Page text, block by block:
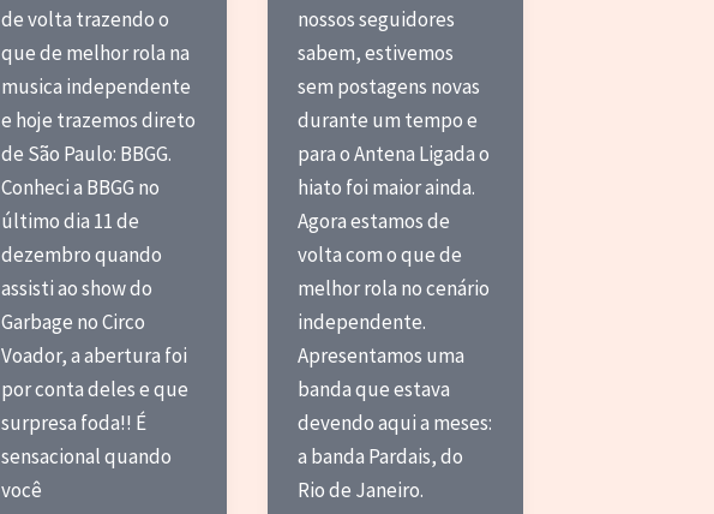
de volta trazendo o
que de melhor rola na
musica independente
e hoje trazemos direto
de São Paulo: BBGG.
Conheci a BBGG no
último dia 11 de
dezembro quando
assisti ao show do
Garbage no Circo
Voador, a abertura foi
por conta deles e que
surpresa foda!! É
sensacional quando
você
nossos seguidores
sabem, estivemos
sem postagens novas
durante um tempo e
para o Antena Ligada o
hiato foi maior ainda.
Agora estamos de
volta com o que de
melhor rola no cenário
independente.
Apresentamos uma
banda que estava
devendo aqui a meses:
a banda Pardais, do
Rio de Janeiro.